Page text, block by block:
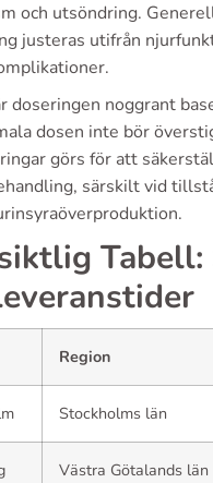
och utsöndring.
justeras utifrån
doseringen noggrant
dosen inte bör
görs för att
särskilt vid
Tabell:
Region
Stockholms län
Västra Götalands län